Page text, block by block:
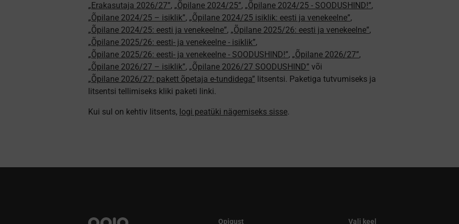
„Erakasutaja 2026/27”, „Õpilane 2024/25”, „Õpilane 2024/25 - SOODUSHIND!”,
„Õpilane 2024/25 – isiklik”, „Õpilane 2024/25 isiklik: eesti ja venekeelne”,
„Õpilane 2024/25: eesti ja venekeelne”, „Õpilane 2025/26: eesti ja venekeelne”,
„Õpilane 2025/26: eesti- ja venekeelne - isiklik”,
„Õpilane 2025/26: eesti- ja venekeelne - SOODUSHIND!”, „Õpilane 2026/27”,
„Õpilane 2026/27 – isiklik”, „Õpilane 2026/27 SOODUSHIND” või
„Õpilane 2026/27: pakett õpetaja e-tundidega” litsentsi. Paketiga tutvumiseks ja
litsentsi tellimiseks kliki paketi linki.
Kui sul on kehtiv litsents, logi peatüki nägemiseks sisse.
Opiqust Vali keel